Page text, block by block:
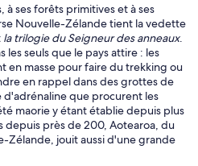
à ses forêts primitives et à ses
Nouvelle-Zélande tient la vedette
la trilogie du Seigneur des anneaux.
les seuls que le pays attire : les
en masse pour faire du trekking ou
en rappel dans des grottes de
d'adrénaline que procurent les
maorie y étant établie depuis plus
depuis près de 200, Aotearoa, du
Zélande, jouit aussi d'une grande